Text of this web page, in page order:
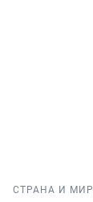
СТРАНА И МИР